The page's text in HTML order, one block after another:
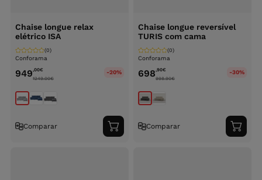
Chaise longue relax
elétrico ISA
Conforama
(0)
949,00€
1249.00€
-20%
Comparar
Adicionar
ao
Chaise longue reversível
TURIS com cama
Conforama
(0)
698,90€
998.90€
-30%
Comparar
ao